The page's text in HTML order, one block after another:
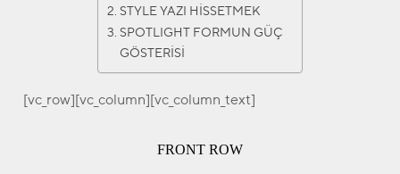
STYLE YAZI HİSSETMEK
SPOTLIGHT FORMUN GÜÇ
GÖSTERİSİ
[vc_row][vc_column][vc_column_text]
FRONT ROW